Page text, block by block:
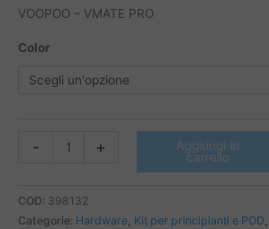
VOOPOO – VMATE PRO
Color
-
VOOPOO
PRO
quantità
+
Aggiungi al
carrello
COD: 398132
Categorie: Hardware, Kit per principianti e POD,